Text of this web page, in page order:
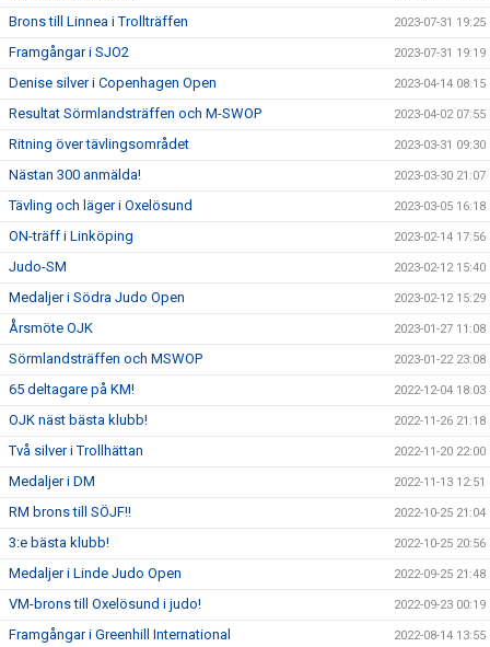
Brons till Linnea i Trollträffen 2023-07-31 19:25
Framgångar i SJO2 2023-07-31 19:19
Denise silver i Copenhagen Open 2023-04-14 08:15
Resultat Sörmlandsträffen och M-SWOP 2023-04-02 07:55
Ritning över tävlingsområdet 2023-03-31 09:30
Nästan 300 anmälda! 2023-03-30 21:07
Tävling och läger i Oxelösund 2023-03-05 16:18
ON-träff i Linköping 2023-02-14 17:56
Judo-SM 2023-02-12 15:40
Medaljer i Södra Judo Open 2023-02-12 15:29
Årsmöte OJK 2023-01-27 11:08
Sörmlandsträffen och MSWOP 2023-01-22 23:08
65 deltagare på KM! 2022-12-04 18:03
OJK näst bästa klubb! 2022-11-26 21:18
Två silver i Trollhättan 2022-11-20 22:00
Medaljer i DM 2022-11-13 12:51
RM brons till SÖJF!! 2022-10-25 21:04
3:e bästa klubb! 2022-10-25 20:56
Medaljer i Linde Judo Open 2022-09-25 21:48
VM-brons till Oxelösund i judo! 2022-09-23 00:19
Framgångar i Greenhill International 2022-08-14 13:55